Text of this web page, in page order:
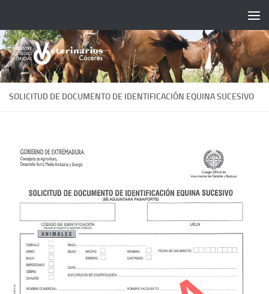
SOLICITUD DE DOCUMENTO DE IDENTIFICACIÓN EQUINA SUCESIVO